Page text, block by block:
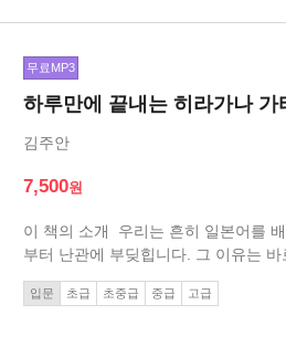
무료MP3
하루만에 끝내는 히라가나 가
김주안
7,500
이 책의 소개 우리는 흔히 일본어를
부터 난관에 부딪힙니다. 그 이유는
니다. 히라가나 46자에 가타카나 46
뿐히 넘어갑니다. 하지만 이 많은 문
입문 초급 초중급 중급 고급